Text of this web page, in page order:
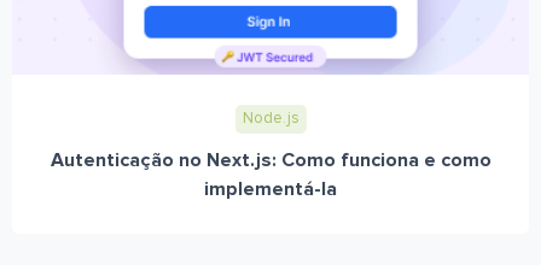
Node.js
Autenticação no Next.js: Como funciona e como
implementá-la